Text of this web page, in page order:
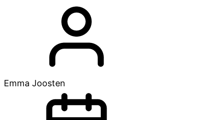
Emma Joosten